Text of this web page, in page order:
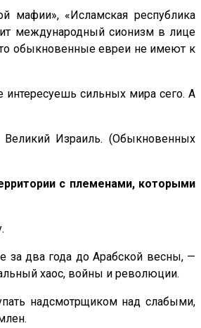
мафии», «Исламская республика
международный сионизм в лице
обыкновенные евреи не имеют к
интересуешь сильных мира сего. А
Израиль. (Обыкновенных
с племенами, которыми
за два года до Арабской весны, —
хаос, войны и революции.
надсмотрщиком над слабыми,